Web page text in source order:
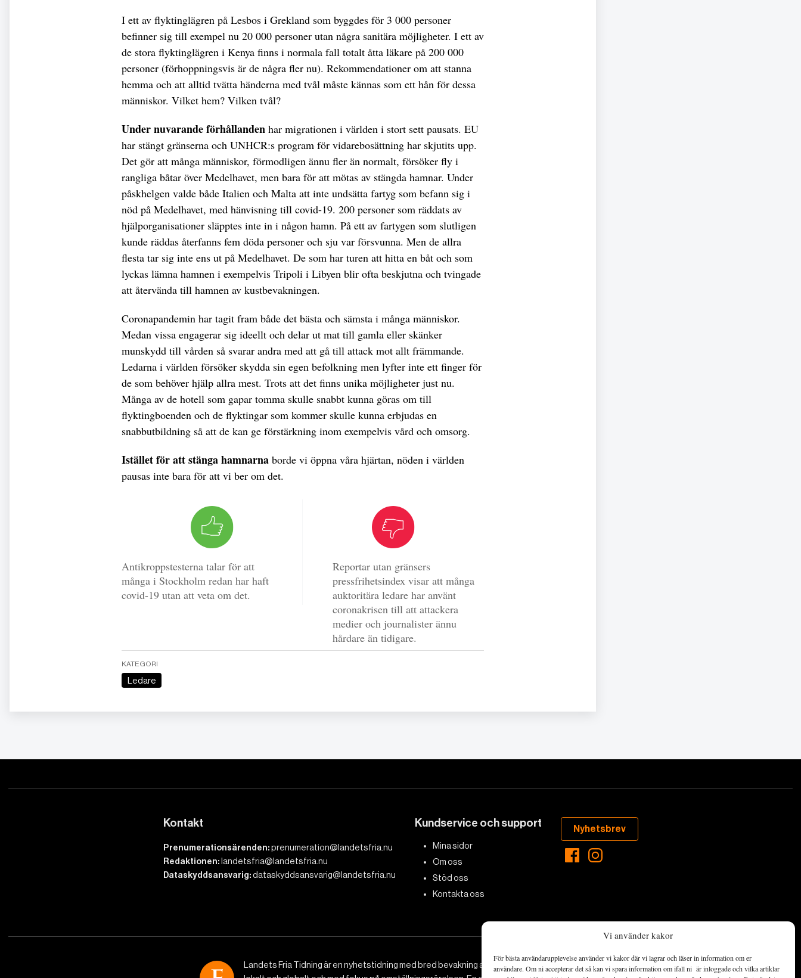
Vi använder kakor
För bästa användarupplevelse använder vi kakor där vi lagrar och läser in information om er
användare. Om ni accepterar det så kan vi spara information om ifall ni är inloggade och vilka artiklar
I ett av flyktinglägren på Lesbos i Grekland som byggdes för 3 000 personer
befinner sig till exempel nu 20 000 personer utan några sanitära möjligheter. I ett av
de stora flyktinglägren i Kenya finns i normala fall totalt åtta läkare på 200 000
personer (förhoppningsvis är de några fler nu). Rekommendationer om att stanna
hemma och att alltid tvätta händerna med tvål måste kännas som ett hån för dessa
människor. Vilket hem? Vilken tvål?
Under nuvarande förhållanden har migrationen i världen i stort sett pausats. EU
har stängt gränserna och UNHCR:s program för vidarebosättning har skjutits upp.
Det gör att många människor, förmodligen ännu fler än normalt, försöker fly i
rangliga båtar över Medelhavet, men bara för att mötas av stängda hamnar. Under
påskhelgen valde både Italien och Malta att inte undsätta fartyg som befann sig i
nöd på Medelhavet, med hänvisning till covid-19. 200 personer som räddats av
hjälporganisationer släpptes inte in i någon hamn. På ett av fartygen som slutligen
kunde räddas återfanns fem döda personer och sju var försvunna. Men de allra
flesta tar sig inte ens ut på Medelhavet. De som har turen att hitta en båt och som
lyckas lämna hamnen i exempelvis Tripoli i Libyen blir ofta beskjutna och tvingade
att återvända till hamnen av kustbevakningen.
Coronapandemin har tagit fram både det bästa och sämsta i många människor.
Medan vissa engagerar sig ideellt och delar ut mat till gamla eller skänker
munskydd till vården så svarar andra med att gå till attack mot allt främmande.
Ledarna i världen försöker skydda sin egen befolkning men lyfter inte ett finger för
de som behöver hjälp allra mest. Trots att det finns unika möjligheter just nu.
Många av de hotell som gapar tomma skulle snabbt kunna göras om till
flyktingboenden och de flyktingar som kommer skulle kunna erbjudas en
snabbutbildning så att de kan ge förstärkning inom exempelvis vård och omsorg.
Istället för att stänga hamnarna borde vi öppna våra hjärtan, nöden i världen
pausas inte bara för att vi ber om det.
Antikroppstesterna talar för att
många i Stockholm redan har haft
covid-19 utan att veta om det.
Reportar utan gränsers
pressfrihetsindex visar att många
auktoritära ledare har använt
coronakrisen till att attackera
medier och journalister ännu
hårdare än tidigare.
KATEGORI
Ledare
Kontakt
Prenumerationsärenden:prenumeration@landetsfria.nu
Redaktionen: landetsfria@landetsfria.nu
Dataskyddsansvarig:dataskyddsansvarig@landetsfria.nu
Kundservice och support
Mina sidor
Om oss
Stöd oss
Kontakta oss
Nyhetsbrev
Landets Fria Tidning är en nyhetstidning med bred bevakning av det viktigaste som händer